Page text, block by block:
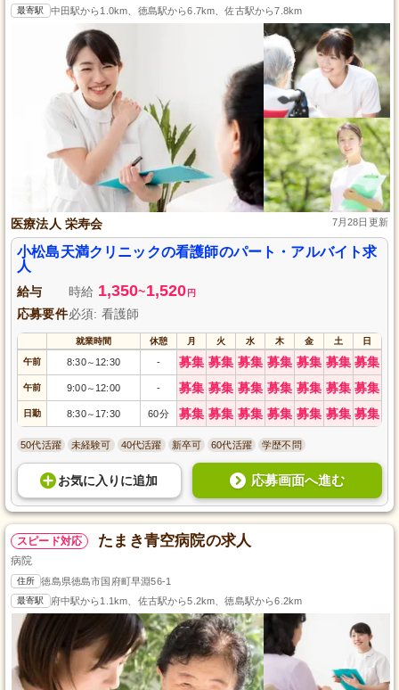
最寄駅 中田駅から1.0km、徳島駅から6.7km、佐古駅から7.8km
医療法人 栄寿会 7月28日更新
小松島天満クリニックの看護師のパート・アルバイト求
人
給与 時給 1,350~1,520 円
応募要件必須: 看護師
就業時間 休憩 月 火 水 木 金 土 日
午前 8:30～ 12:30 - 募集 募集 募集 募集 募集 募集 募集
午前 9:00～ 12:00 - 募集 募集 募集 募集 募集 募集 募集
日勤 8:30～ 17:30 60分 募集 募集 募集 募集 募集 募集 募集
50代活躍 未経験可 40代活躍 新卒可 60代活躍 学歴不問
お気に入り に追加 応募画面へ進む
スピード対応 たまき青空病院の求人
病院
住所 徳島県徳島市国府町早淵56-1
最寄駅 府中駅から1.1km、佐古駅から5.2km、徳島駅から6.2km